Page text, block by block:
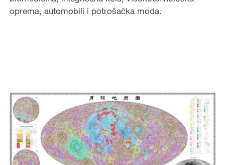
oprema, automobili i potrošačka moda.